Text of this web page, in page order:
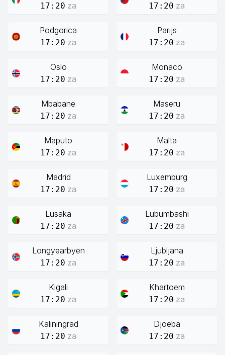
17:20 za 17:20 za
Podgorica
17:20 za
Parijs
17:20 za
Oslo
17:20 za
Monaco
17:20 za
Mbabane
17:20 za
Maseru
17:20 za
Maputo
17:20 za
Malta
17:20 za
Madrid
17:20 za
Luxemburg
17:20 za
Lusaka
17:20 za
Lubumbashi
17:20 za
Longyearbyen
17:20 za
Ljubljana
17:20 za
Kigali
17:20 za
Khartoem
17:20 za
Kaliningrad
17:20 za
Djoeba
17:20 za